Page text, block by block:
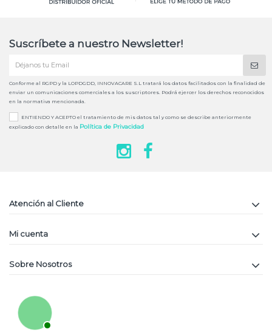
Suscríbete a nuestro Newsletter!
Conforme al RGPD y la LOPDGDD, INNOVACARE S.L tratará los datos facilitados con la finalidad de
enviar un comunicaciones comerciales a los suscriptores. Podrá ejercer los derechos reconocidos
en la normativa mencionada.
ENTIENDO Y ACEPTO el tratamiento de mis datos tal y como se describe anteriormente
explicado con detalle en la Política de Privacidad
Atención al Cliente
Mi cuenta
Sobre Nosotros